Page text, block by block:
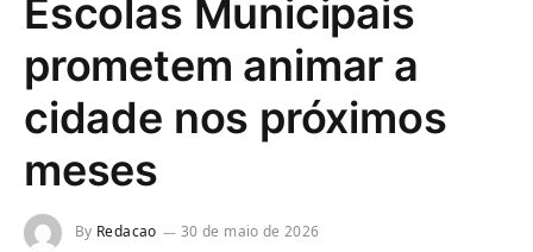
Escolas Municipais
prometem animar a
cidade nos próximos
meses
By Redacao
30 de maio de 2026